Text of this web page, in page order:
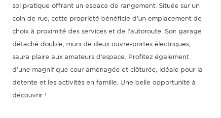
sol pratique offrant un espace de rangement. Située sur un
coin de rue, cette propriété bénéficie d'un emplacement de
choix à proximité des services et de l'autoroute. Son garage
détaché double, muni de deux ouvre-portes électriques,
saura plaire aux amateurs d'espace. Profitez également
d'une magnifique cour aménagée et clôturée, idéale pour la
détente et les activités en famille. Une belle opportunité à
découvrir !